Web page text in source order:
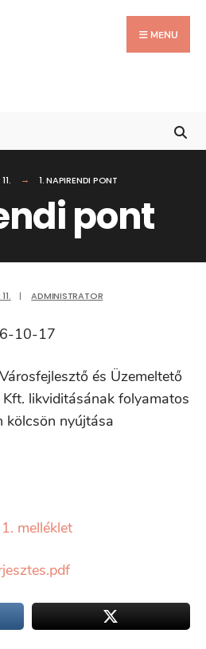
MENU
1. NAPIRENDI PONT
pont
| ADMINISTRATOR
10-17
és Üzemeltető
likviditásának folyamatos
kölcsön nyújtása
melléklet
Close